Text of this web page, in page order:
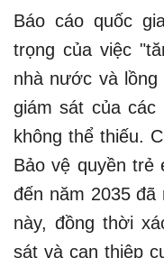
Báo cáo quốc
trọng của việc
nhà nước và
giám sát của
không thể thiếu.
Bảo vệ quyền trẻ
đến năm 2035
này, đồng thời
sát và can thiệp